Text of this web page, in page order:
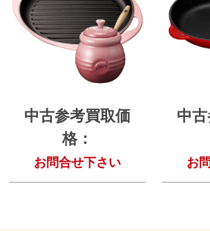
中古参考買取価
格：
お問合せ下さい
中
お